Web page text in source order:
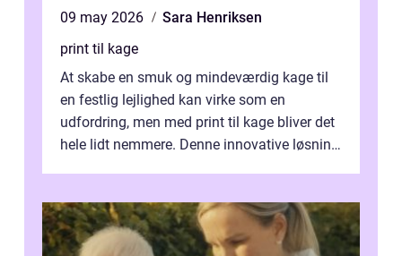
09 may 2026
Sara Henriksen
print til kage
At skabe en smuk og mindeværdig kage til
en festlig lejlighed kan virke som en
udfordring, men med print til kage bliver det
hele lidt nemmere. Denne innovative løsning